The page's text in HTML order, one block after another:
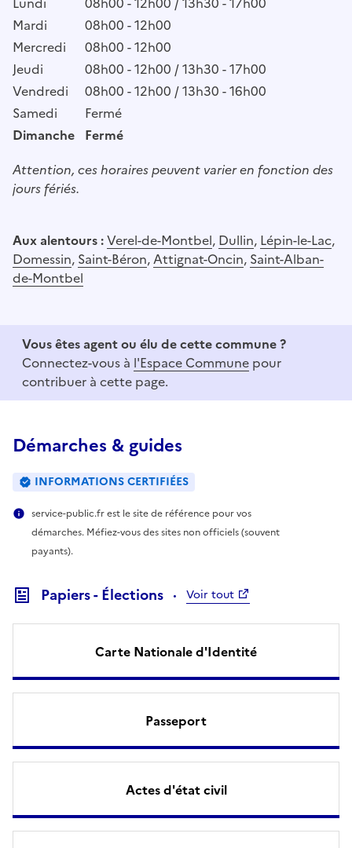
Mardi
08h00 - 12h00
Mercredi
08h00 - 12h00
Jeudi
08h00 - 12h00 / 13h30 - 17h00
Vendredi
08h00 - 12h00 / 13h30 - 16h00
Samedi
Fermé
Dimanche Fermé
Attention, ces horaires peuvent varier en fonction des
jours fériés.
Aux alentours :Verel-de-Montbel, Dullin, Lépin-le-Lac,
Domessin, Saint-Béron,Attignat-Oncin, Saint-Alban-
de-Montbel
Vous êtes agent ou élu de cette commune ?
Connectez-vous à l'Espace Commune pour
contribuer à cette page.
Démarches & guides
INFORMATIONS CERTIFIÉES
service-public.fr est le site de référence pour vos
démarches. Méfiez-vous des sites non officiels (souvent
payants).
Papiers - Élections Voir tout
Carte Nationale d'Identité
Passeport
Actes d'état civil